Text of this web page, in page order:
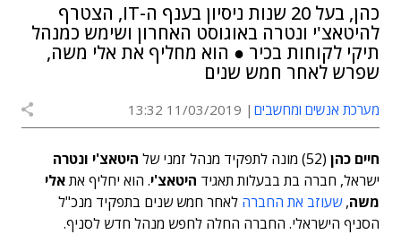
כהן, בעל 20 שנות ניסיון בענף ה-IT, הצטרף
להיטאצ'י ונטרה באוגוסט האחרון ושימש כמנהל
תיקי לקוחות בכיר ● הוא מחליף את אלי משה,
שפרש לאחר חמש שנים
מערכת אנשים ומחשבים 11/03/2019 13:32
חיים כהן (52) מונה לתפקיד מנהל זמני של
היטאצ'י ונטרה
ישראל, חברה בת בבעלות תאגיד היטאצ'י. הוא יחליף אתאלי
משה,שעוזב את החברה לאחר חמש שנים בתפקיד מנכ"ל
הסניף הישראלי. החברה החלה לחפש מנהל חדש לסניף.